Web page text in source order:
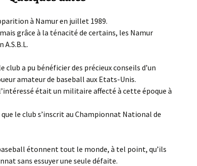
à Namur en juillet 1989.
grâce à la ténacité de certains, les Namur
club a pu bénéficier des précieux conseils d’un
amateur de baseball aux Etats-Unis.
était un militaire affecté à cette époque à
que le club s’inscrit au Championnat National de
étonnent tout le monde, à tel point, qu’ils
sans essuyer une seule défaite.